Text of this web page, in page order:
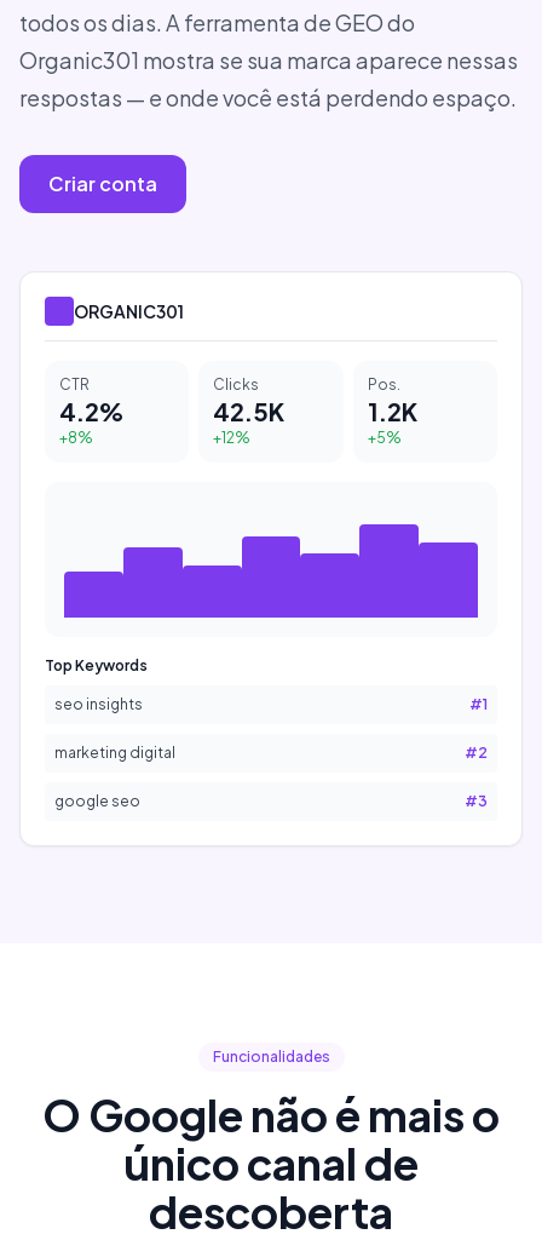
todos os dias. A ferramenta de GEO do
Organic301 mostra se sua marca aparece nessas
respostas — e onde você está perdendo espaço.
Criar conta
ORGANIC301
CTR
4.2%
+8%
Clicks
42.5K
+12%
Pos.
1.2K
+5%
Top Keywords
seo insights #1
marketing digital #2
google seo #3
Funcionalidades
O Google não é mais o
único canal de
descoberta